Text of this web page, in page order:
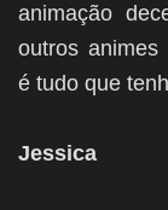
animação
outros
é tudo que
Jessica